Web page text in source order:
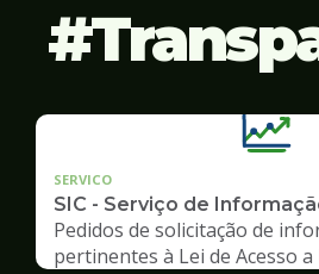
SERVICO
SIC - Serviço de
Pedidos de solicitação de
pertinentes à Lei de Acesso